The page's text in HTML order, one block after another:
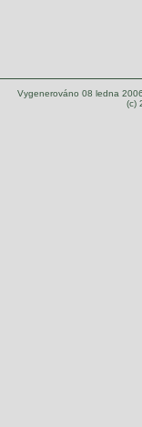
Vygenerováno 08 ledna
(c)